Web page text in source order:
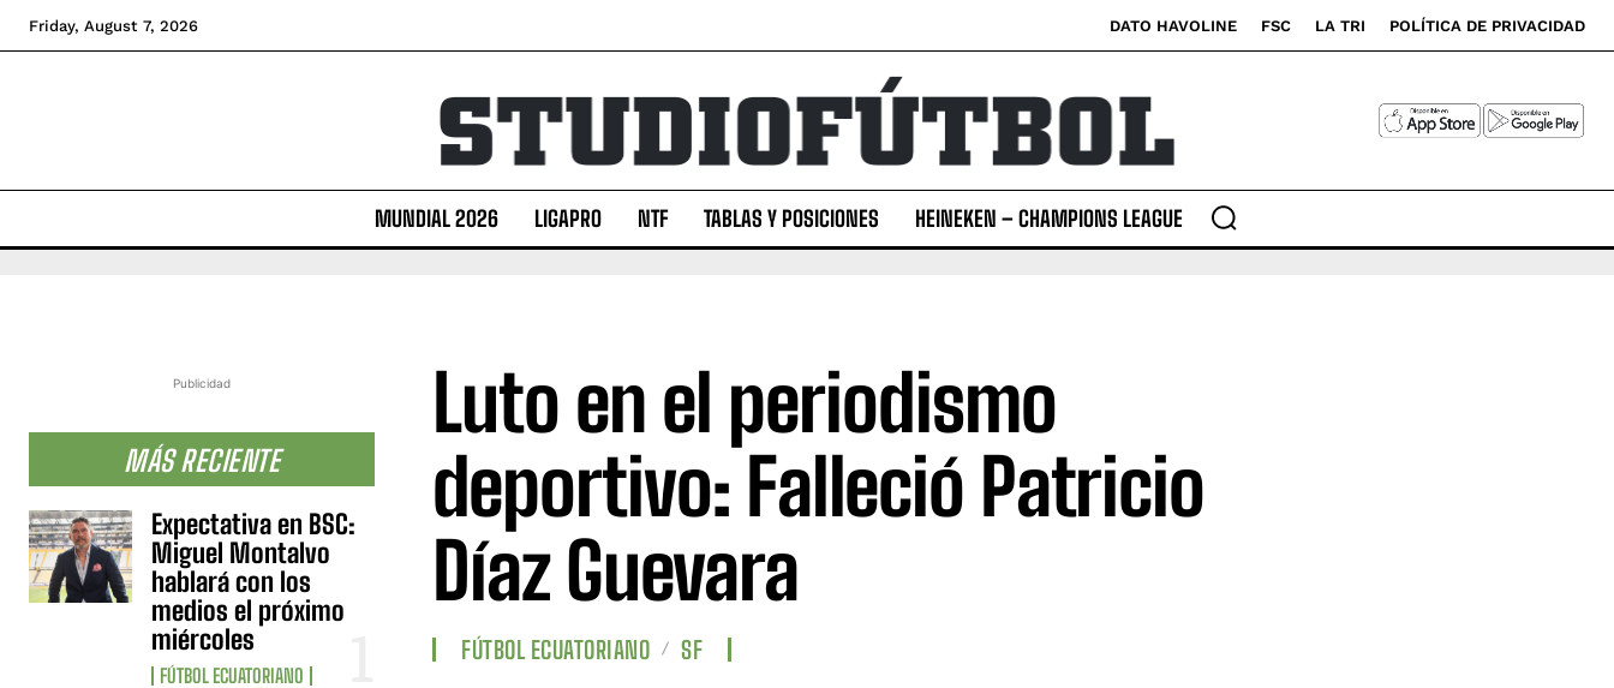
Friday, August 7, 2026 DATO HAVOLINE FSC LA TRI POLÍTICA DE PRIVACIDAD
MUNDIAL 2026 LIGAPRO NTF TABLAS Y POSICIONES HEINEKEN – CHAMPIONS LEAGUE
Publicidad
MÁS RECIENTE
Expectativa en BSC:
Miguel Montalvo
hablará con los
medios el próximo
miércoles
FÚTBOL ECUATORIANO
Luto en el periodismo
deportivo: Falleció Patricio
Díaz Guevara
FÚTBOL ECUATORIANO SF